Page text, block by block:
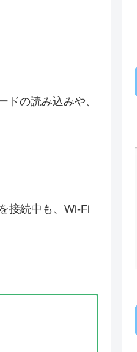
の読み込みや、
接続中も、Wi-Fi